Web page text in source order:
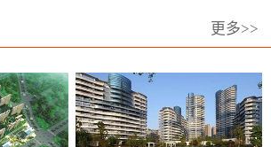
备和泡沫设计的高科技前沿阵地，
业从事于居民、企业、政府机关、
共事业单位的消防产品提供与服
。澳龙公司坚持信用第一 、高质量
基准， 重视品德操守、渴求变革突
更多>>